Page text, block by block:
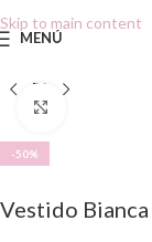
Skip to main content
MENÚ
-50%
Vestido Bianca